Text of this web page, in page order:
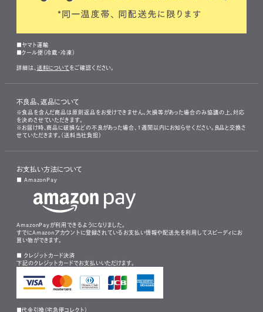
■ヤマト運輸
■クール便（冷蔵・冷凍）
詳細は、 送料について をご確認ください。
不良品、返品について
※食品を含んだ商品は原則返品をお受けできません。欠損等があった場合のみ協議の上、対応
を決めさせていただきます。
※お届け時、商品に破損などの不良があった場合、1週間以内にお知らせください。良品と交換さ
せていただきます。（送料当社負担）
お支払い方法について
■ AmazonPay
AmazonPayが利用できるようになりました。
すでにAmazonアカウントに登録されているお支払い情報や配送先を利用してスピーディにお
買い物ができます。
■ クレジットカード決済
下記のクレジットカードでお支払いいただけます。
■代金引換（宅急便コレクト）